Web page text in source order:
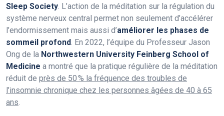
Sleep Society. L’action de la méditation sur la régulation du
système nerveux central permet non seulement d’accélérer
l’endormissement mais aussi d’améliorer les phases de
sommeil profond. En 2022, l’équipe du Professeur Jason
Ong de la Northwestern University Feinberg School of
Medicine a montré que la pratique régulière de la méditation
réduit de près de 50 % la fréquence des troubles de
l’insomnie chronique chez les personnes âgées de 40 à 65
ans.